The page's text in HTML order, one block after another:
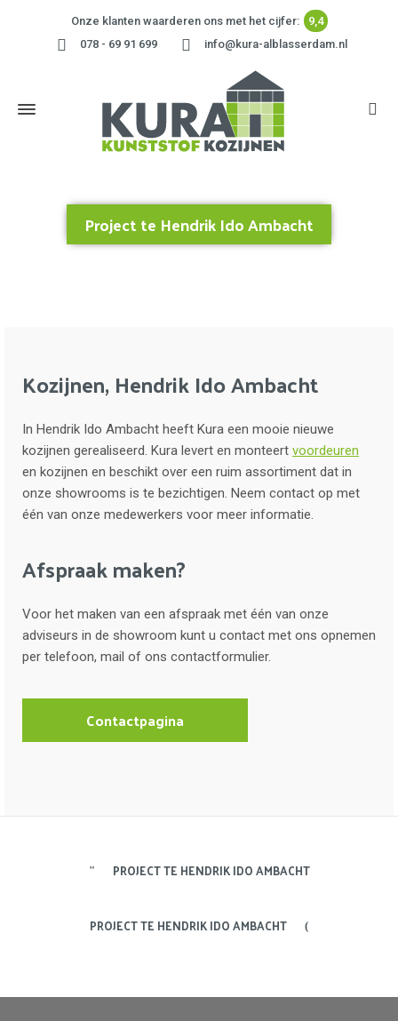
Onze klanten waarderen ons met het cijfer:
9,4
078 - 69 91 699
info@kura-alblasserdam.nl
Project te Hendrik Ido Ambacht
Kozijnen, Hendrik Ido Ambacht
In Hendrik Ido Ambacht heeft Kura een mooie nieuwe
kozijnen gerealiseerd. Kura levert en monteert voordeuren
en kozijnen en beschikt over een ruim assortiment dat in
onze showrooms is te bezichtigen. Neem contact op met
één van onze medewerkers voor meer informatie.
Afspraak maken?
Voor het maken van een afspraak met één van onze
adviseurs in de showroom kunt u contact met ons opnemen
per telefoon, mail of ons contactformulier.
Contactpagina
PROJECT TE HENDRIK IDO AMBACHT
PROJECT TE HENDRIK IDO AMBACHT